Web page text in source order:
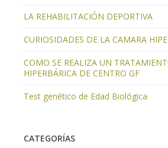
LA REHABILITACIÓN DEPORTIVA
CURIOSIDADES DE LA CAMARA
COMO SE REALIZA UN
HIPERBÁRICA DE CENTRO GF
Test genético de Edad Biológica
CATEGORÍAS